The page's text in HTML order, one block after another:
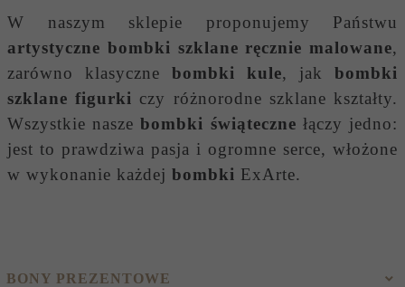
W naszym sklepie proponujemy Państwu
artystyczne bombki szklane ręcznie malowane,
zarówno klasyczne bombki kule, jak bombki
szklane figurki czy różnorodne szklane kształty.
Wszystkie naszebombki świąteczne łączy jedno:
jest to prawdziwa pasja i ogromne serce, włożone
w wykonanie każdej bombki ExArte.
BONY PREZENTOWE